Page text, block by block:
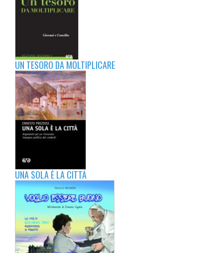
UN TESORO DA MOLTIPLICARE
UNA SOLA È LA CITTÀ